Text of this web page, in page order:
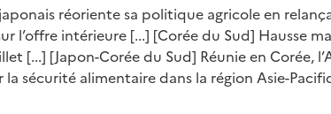
réoriente sa politique agricole en
l’offre intérieure [...] [Corée du Sud] Hausse
[...] [Japon-Corée du Sud] Réunie en Corée,
sécurité alimentaire dans la région Asie-